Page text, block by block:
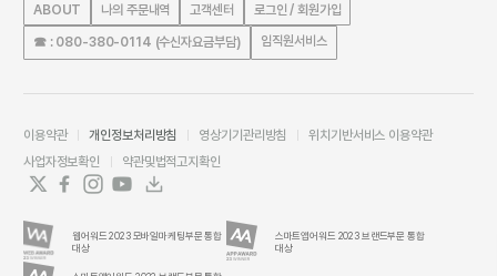
ABOUT 나의 주문내역 고객센터 로그인 / 회원가입
☎ : 080-380-0114 (수신자요금부담) 임직원서비스
이용약관 개인정보처리방침 영상기기관리방침
위치기반서비스 이용약관
사업자정보확인
약관및법적고지확인
웹어워드 2023 모바일마케팅부문 통합
대상
스마트앱어워드 2023 브랜드부문 통합
대상